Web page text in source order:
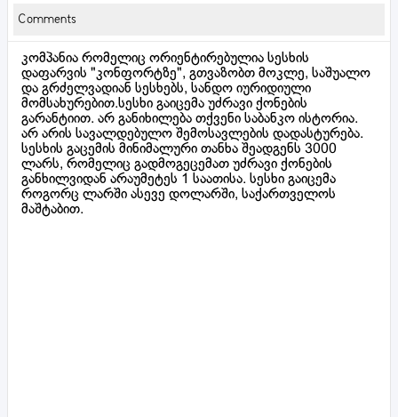
Comments
კომპანია რომელიც ორიენტირებულია სესხის
დაფარვის "კონფორტზე", გთვაზობთ მოკლე, საშუალო
და გრძელვადიან სესხებს, სანდო იურიდიული
მომსახურებით.სესხი გაიცემა უძრავი ქონების
გარანტიით. არ განიხილება თქვენი საბანკო ისტორია.
არ არის სავალდებულო შემოსავლების დადასტურება.
სესხის გაცემის მინიმალური თანხა შეადგენს 3000
ლარს, რომელიც გადმოგეცემათ უძრავი ქონების
განხილვიდან არაუმეტეს 1 საათისა. სესხი გაიცემა
როგორც ლარში ასევე დოლარში, საქართველოს
მაშტაბით.